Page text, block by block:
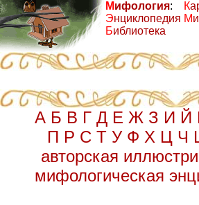
Мифология:
Энциклопедия
Библиотека
К
М
А Б В Г Д Е Ж З И Й
П Р С Т У Ф Х Ц Ч
авторская
мифологическая